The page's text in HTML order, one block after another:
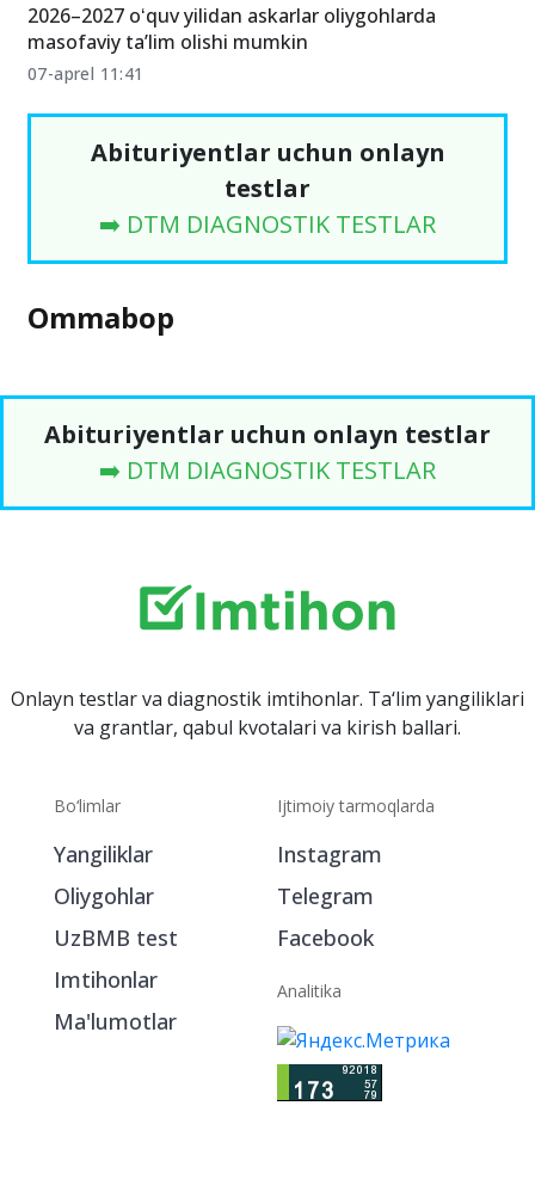
2026–2027 oʻquv yilidan askarlar oliygohlarda
masofaviy ta’lim olishi mumkin
07-aprel 11:41
Abituriyentlar uchun onlayn
testlar
➡️ DTM DIAGNOSTIK TESTLAR
Ommabop
Abituriyentlar uchun onlayn testlar
➡️ DTM DIAGNOSTIK TESTLAR
Onlayn testlar va diagnostik imtihonlar. Ta‘lim yangiliklari
va grantlar, qabul kvotalari va kirish ballari.
Bo‘limlar
Yangiliklar
Oliygohlar
UzBMB test
Imtihonlar
Ma'lumotlar
Ijtimoiy tarmoqlarda
Instagram
Telegram
Facebook
Analitika